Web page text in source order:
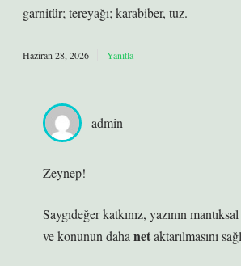
garnitür; tereyağı; karabiber, tuz.
Haziran 28, 2026 Yanıtla
admin
Zeynep!
Saygıdeğer katkınız, yazının mantıksal
ve konunun daha netaktarılmasını